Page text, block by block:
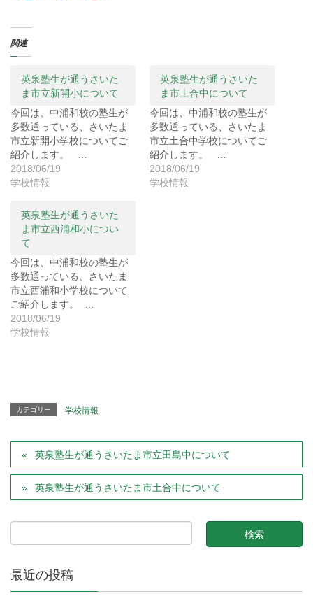
e
r
で
有
(
新
し
い
ウ
ィ
ン
ド
ウ
き
ま
す
す
る
に
ク
リ
ッ
ク
し
し
い
ウ
ド
ウ
で
開
き
ま
す
e
+
で
有
(
新
し
い
き
ま
す
関連
英泉塾生が通うさいた
ま市立新開小について
今回は、中浦和校の塾生が
多数通っている、さいたま
市立新開小学校についてご
紹介します。 …
2018/06/19
学校情報
英泉塾生が通うさいた
ま市土合中について
今回は、中浦和校の塾生が
多数通っている、さいたま
市立土合中学校についてご
紹介します。 …
2018/06/19
学校情報
英泉塾生が通うさいた
ま市立西浦和小につい
て
今回は、中浦和校の塾生が
多数通っている、さいたま
市立西浦和小学校について
ご紹介します。 …
2018/06/19
学校情報
カテゴリー 学校情報
英泉塾生が通うさいたま市立田島中について
英泉塾生が通うさいたま市土合中について
最近の投稿